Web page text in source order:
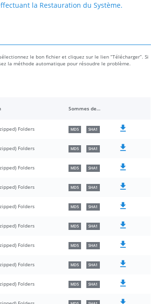
la Restauration du Système.
le bon fichier et cliquez sur le lien “Télécharger”. Si
la méthode automatique pour résoudre le problème.
Sommes de contrôle
Folders MD5 SHA1
Folders MD5 SHA1
Folders MD5 SHA1
Folders MD5 SHA1
Folders MD5 SHA1
Folders MD5 SHA1
Folders MD5 SHA1
Folders MD5 SHA1
Folders MD5 SHA1